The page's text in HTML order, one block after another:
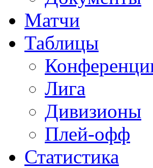
Матчи
Таблицы
Лига
Дивизионы
Плей-офф
Статистика